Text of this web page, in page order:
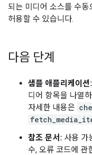
되는 미디어 소스를 수
허용할 수 있습니다.
다음 단계
샘플 애플리케이션:
디어 항목을 나열
자세한 내용은
참조 문서: 사용 가
수, 오류 코드에 관